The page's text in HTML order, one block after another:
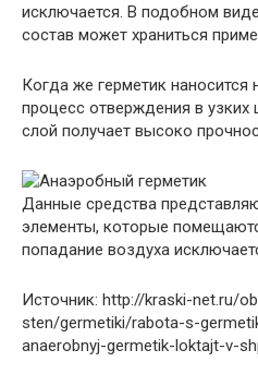
исключается. В подобном
состав может храниться
Когда же герметик наносится
процесс отверждения в узких
слой получает высоко
Данные средства
элементы, которые
попадание воздуха
Источник: http://kraski-net.ru/
sten/germetiki/rabota-s-
anaerobnyj-germetik-loktajt-v-